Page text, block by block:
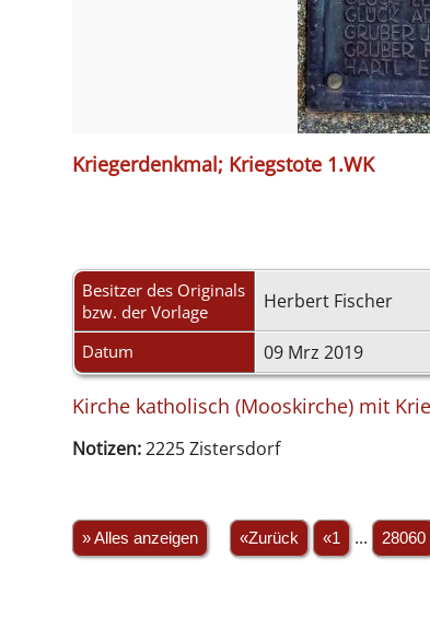
Kriegerdenkmal; Kriegstote 1.WK
Besitzer des Originals
bzw. der Vorlage
Herbert Fischer
Datum 09 Mrz 2019
Kirche katholisch (Mooskirche) mit
Notizen:2225 Zistersdorf
» Alles anzeigen «Zurück «1 ... 28060